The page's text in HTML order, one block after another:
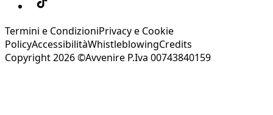
Termini e CondizioniPrivacy e Cookie
PolicyAccessibilitàWhistleblowingCredits
Copyright 2026 ©Avvenire P.Iva 00743840159